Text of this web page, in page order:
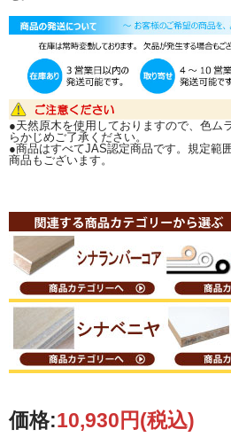
ご希望のサイズにカットも承ります（カット賃
実際に必要な寸法をお知らせ頂ければ、こちら
ます。
(鋸の厚みが約4mmあります。1回鋸を通すたび
ご希望寸法が原板より取れずカットできない際
カットをご希望の場合は、 ご注文の際に通信欄
か、
メールまたはFAXにて図面を当店までお送り下さ
カットについて詳しくは↓↓『カット注文につい
●天然原木を使用しておりますので、色ム
らかじめご了承ください。
●商品はすべてJAS認定商品です。規定範
商品もございます。
価格:10,930円(税込)